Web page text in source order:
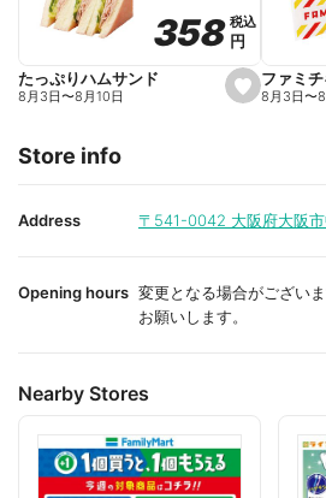
o
r
i
e
s
e
i
t
358
358税込
税込
円
円
たっぷりハムサンド
8月3日〜8月10日
ファミチ
8月3日〜
Store info
Address 〒541-0042 大阪府大阪
Opening hours 変更となる場合がござい
お願いします。
Nearby Stores